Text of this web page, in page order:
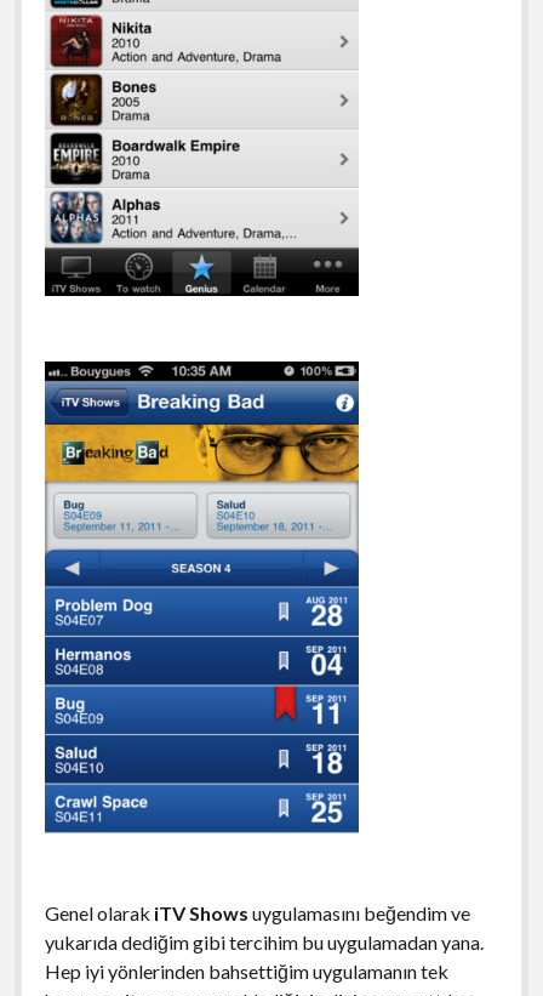
Genel olarak iTV Shows uygulamasını beğendim ve
yukarıda dediğim gibi tercihim bu uygulamadan yana.
Hep iyi yönlerinden bahsettiğim uygulamanın tek